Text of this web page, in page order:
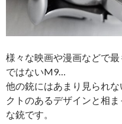
様々な映画や漫画などで
ではないM9…
他の銃にはあまり見られ
クトのあるデザインと相
な銃です。